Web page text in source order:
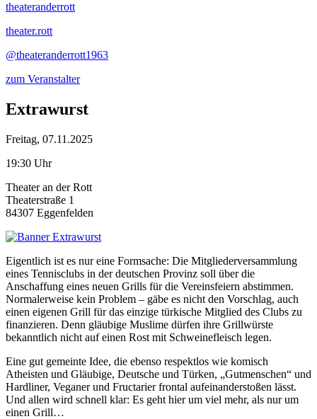
theateranderrott
theater.rott
@theateranderrott1963
zum Veranstalter
Extrawurst
Freitag, 07.11.2025
19:30 Uhr
Theater an der Rott
Theaterstraße 1
84307 Eggenfelden
Eigentlich ist es nur eine Formsache: Die Mitgliederversammlung
eines Tennisclubs in der deutschen Provinz soll über die
Anschaffung eines neuen Grills für die Vereinsfeiern abstimmen.
Normalerweise kein Problem – gäbe es nicht den Vorschlag, auch
einen eigenen Grill für das einzige türkische Mitglied des Clubs zu
finanzieren. Denn gläubige Muslime dürfen ihre Grillwürste
bekanntlich nicht auf einen Rost mit Schweinefleisch legen.
Eine gut gemeinte Idee, die ebenso respektlos wie komisch
Atheisten und Gläubige, Deutsche und Türken, „Gutmenschen“ und
Hardliner, Veganer und Fructarier frontal aufeinanderstoßen lässt.
Und allen wird schnell klar: Es geht hier um viel mehr, als nur um
einen Grill…